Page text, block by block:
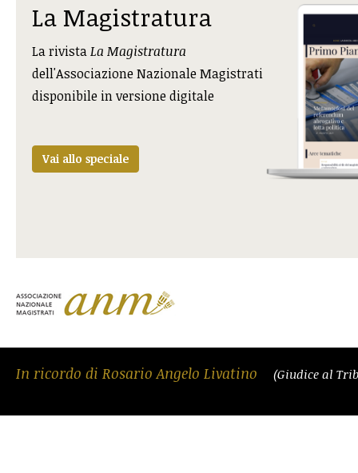
La Magistratura
La rivistaLa Magistratura
dell'Associazione Nazionale Magistrati
disponibile in versione digitale
Vai allo speciale
In ricordo di Rosario Angelo Livatino (Giudice al